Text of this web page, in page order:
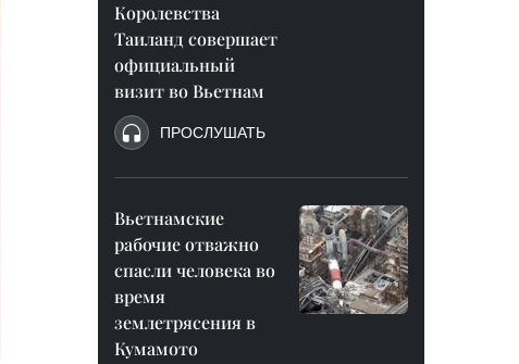
Королевства
Таиланд совершает
официальный
визит во Вьетнам
ПРОСЛУШАТЬ
Вьетнамские
рабочие отважно
спасли человека во
время
землетрясения в
Кумамото